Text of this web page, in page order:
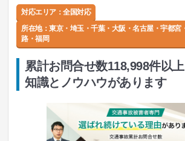
対応エリア：全国対応
所在地： 東京・埼玉・千葉・大阪・名古屋・宇都宮
路・福岡
累計お問合せ数118,998件以
知識とノウハウがあります